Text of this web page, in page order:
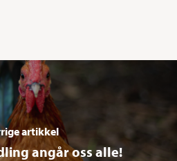
artikkel
angår oss alle!